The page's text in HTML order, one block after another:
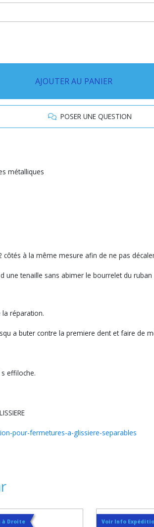
AJOUTER AU PANIER
POSER UNE QUESTION
métalliques
à la même mesure afin de ne pas
une tenaille sans abimer le bourrelet du ruban
la réparation.
a buter contre la premiere dent et faire de
effiloche.
pour-fermetures-a-glissiere-separables
à Droite Voir Info